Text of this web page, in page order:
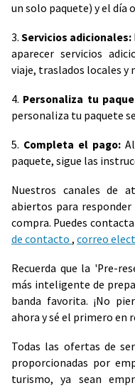
un solo paquete) y el día
3.Servicios adicionales:
aparecer servicios
viaje, traslados locales y
4. Personaliza tu
personaliza tu paquete
5. Completa el pago:
paquete, sigue las
Nuestros canales de
abiertos para
compra. Puedes
de contacto , correo
Recuerda que la 'Pre-
más inteligente de
banda favorita. ¡No
ahora y sé el primero en
Todas las ofertas de
proporcionadas por
turismo, ya sean